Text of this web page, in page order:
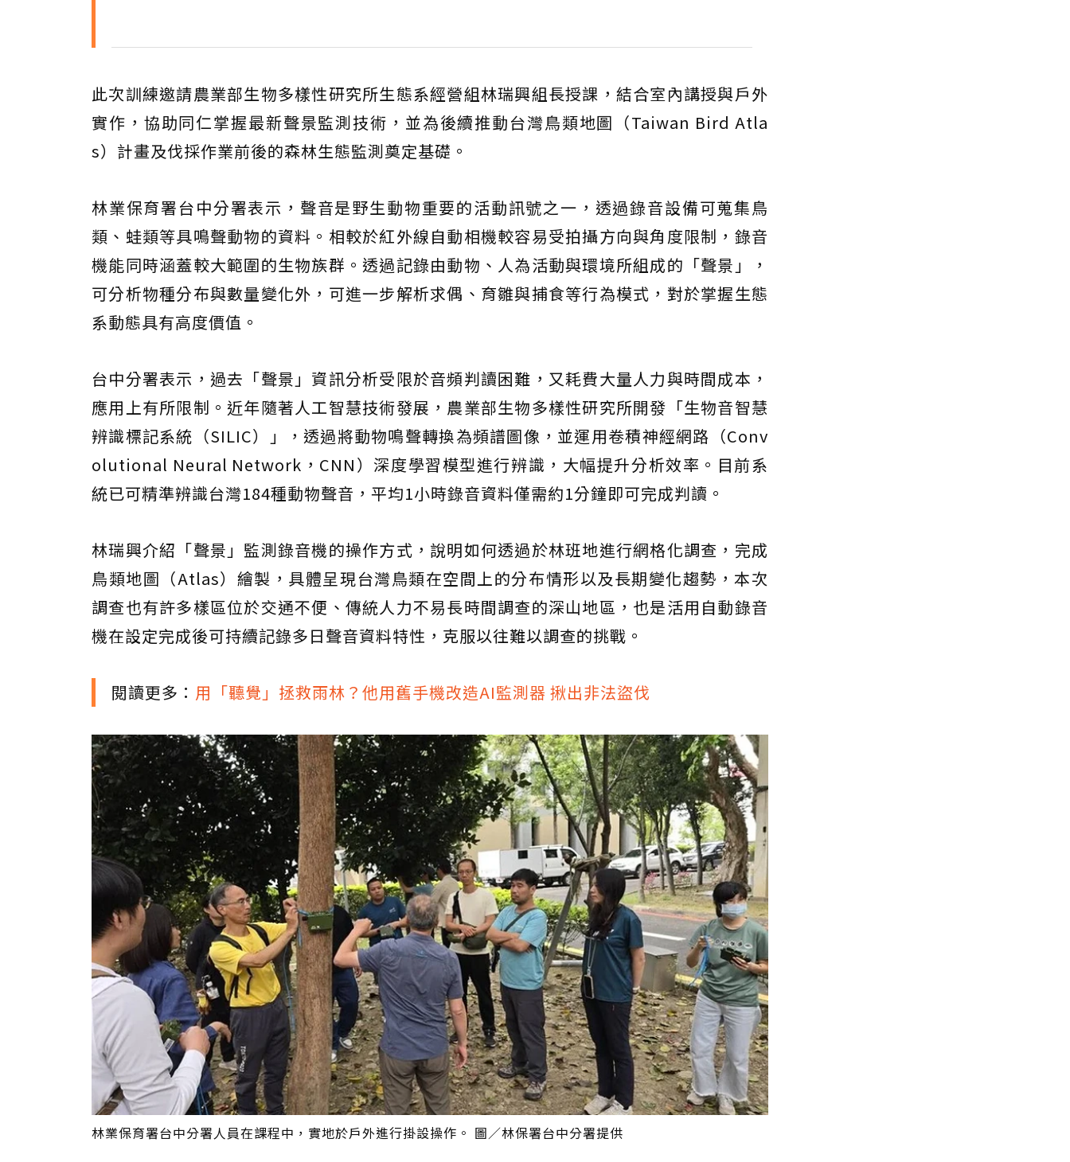
此次訓練邀請農業部生物多樣性研究所生態系經營組林瑞興組長授課，結合室內講授與戶外
實作，協助同仁掌握最新聲景監測技術，並為後續推動台灣鳥類地圖（Taiwan Bird Atla
s）計畫及伐採作業前後的森林生態監測奠定基礎。
林業保育署台中分署表示，聲音是野生動物重要的活動訊號之一，透過錄音設備可蒐集鳥
類、蛙類等具鳴聲動物的資料。相較於紅外線自動相機較容易受拍攝方向與角度限制，錄音
機能同時涵蓋較大範圍的生物族群。透過記錄由動物、人為活動與環境所組成的「聲景」，
可分析物種分布與數量變化外，可進一步解析求偶、育雛與捕食等行為模式，對於掌握生態
系動態具有高度價值。
台中分署表示，過去「聲景」資訊分析受限於音頻判讀困難，又耗費大量人力與時間成本，
應用上有所限制。近年隨著人工智慧技術發展，農業部生物多樣性研究所開發「生物音智慧
辨識標記系統（SILIC）」，透過將動物鳴聲轉換為頻譜圖像，並運用卷積神經網路（Conv
olutional Neural Network，CNN）深度學習模型進行辨識，大幅提升分析效率。目前系
統已可精準辨識台灣184種動物聲音，平均1小時錄音資料僅需約1分鐘即可完成判讀。
林瑞興介紹「聲景」監測錄音機的操作方式，說明如何透過於林班地進行網格化調查，完成
鳥類地圖（Atlas）繪製，具體呈現台灣鳥類在空間上的分布情形以及長期變化趨勢，本次
調查也有許多樣區位於交通不便、傳統人力不易長時間調查的深山地區，也是活用自動錄音
機在設定完成後可持續記錄多日聲音資料特性，克服以往難以調查的挑戰。
閱讀更多： 用「聽覺」拯救雨林？他用舊手機改造AI監測器 揪出非法盜伐
林業保育署台中分署人員在課程中，實地於戶外進行掛設操作。 圖／林保署台中分署提供